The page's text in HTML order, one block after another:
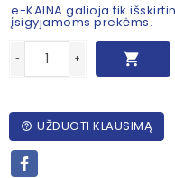
e-KAINA galioja tik
įsigyjamoms prekėms.
- + 
help_outline UŽDUOTI KLAUSIMĄ